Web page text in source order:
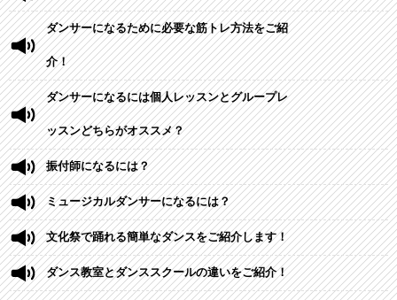
ダンサーになるために必要な筋トレ方法をご紹
介！
ダンサーになるには個人レッスンとグループレ
ッスンどちらがオススメ？
振付師になるには？
ミュージカルダンサーになるには？
文化祭で踊れる簡単なダンスをご紹介します！
ダンス教室とダンススクールの違いをご紹介！